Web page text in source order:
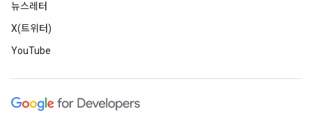
뉴스레터
X(트위터)
YouTube